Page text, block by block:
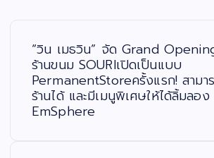
“วิน เมธวิน” จัด Grand
ร้านขนม SOURIเปิดเป็นแบบ
PermanentStoreครั้งแรก! สามา
ร้านได้ และมีเมนูพิเศษให้ได้ลิ้มล
EmSphere